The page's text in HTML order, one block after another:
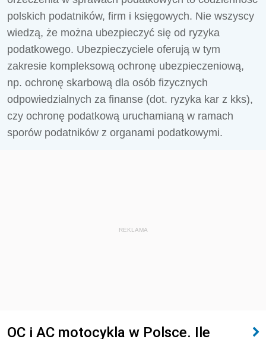
polskich podatników, firm i księgowych. Nie wszyscy
wiedzą, że można ubezpieczyć się od ryzyka
podatkowego. Ubezpieczyciele oferują w tym
zakresie kompleksową ochronę ubezpieczeniową,
np. ochronę skarbową dla osób fizycznych
odpowiedzialnych za finanse (dot. ryzyka kar z kks),
czy ochronę podatkową uruchamianą w ramach
sporów podatników z organami podatkowymi.
REKLAMA
OC i AC motocykla w Polsce. Ile